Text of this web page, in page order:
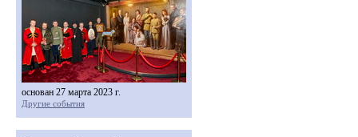
основан 27 марта 2023 г.
Другие события